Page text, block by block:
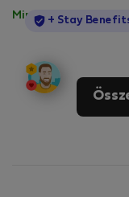
Minden díj benne van·
+ Stay